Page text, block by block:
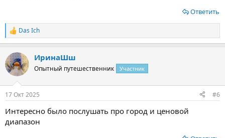
Ответить
Р
е
к
ц
и
Das Ich
ИринаШш
Опытный путешественник Участник
17 Окт 2025 #6
Интересно было послушать про город и ценовой
диапазон